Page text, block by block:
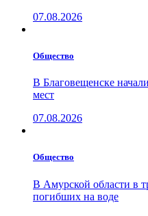
07.08.2026
Общество
В Благовещенске
мест
07.08.2026
Общество
В Амурской области в
погибших на воде